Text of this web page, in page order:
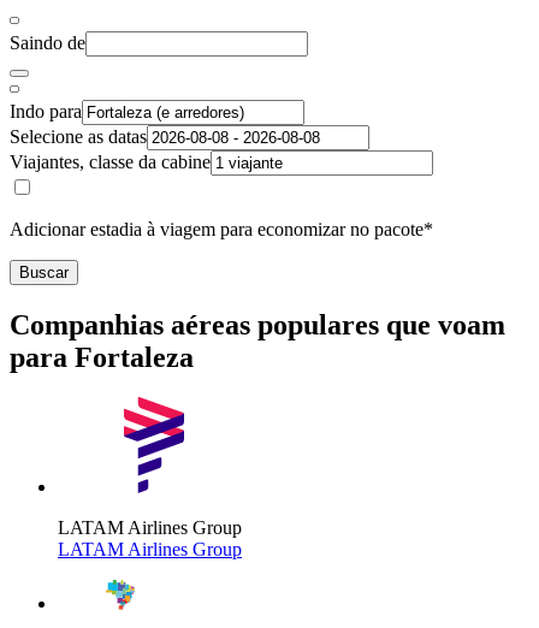
Saindo de
Indo para
Selecione as datas
Viajantes, classe da cabine
Adicionar estadia à viagem para economizar no pacote*
Buscar
Companhias aéreas populares que voam
para Fortaleza
LATAM Airlines Group
LATAM Airlines Group